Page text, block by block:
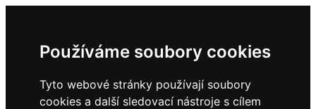
Používáme soubory cookies
Tyto webové stránky používají soubory
cookies a další sledovací nástroje s cílem